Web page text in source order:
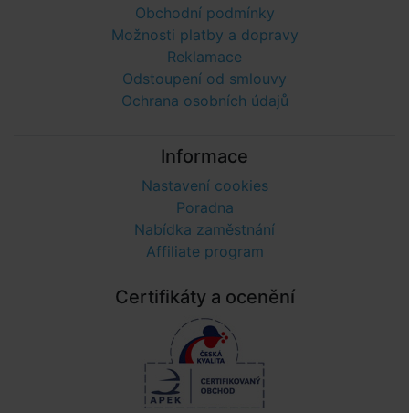
Obchodní podmínky
Možnosti platby a dopravy
Reklamace
Odstoupení od smlouvy
Ochrana osobních údajů
Informace
Nastavení cookies
Poradna
Nabídka zaměstnání
Affiliate program
Certifikáty a ocenění